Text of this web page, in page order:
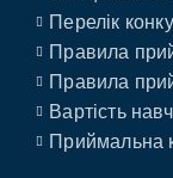
Перелік
Правила
Правила
Вартість
Приймальна